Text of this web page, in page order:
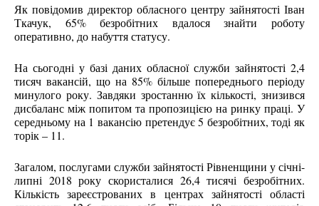
Як повідомив директор обласного центру зайнятості Іван
Ткачук, 65% безробітних вдалося знайти роботу
оперативно, до набуття статусу.
На сьогодні у базі даних обласної служби зайнятості 2,4
тисяч вакансій, що на 85% більше попереднього періоду
минулого року. Завдяки зростанню їх кількості, знизився
дисбаланс між попитом та пропозицією на ринку праці. У
середньому на 1 вакансію претендує 5 безробітних, тоді як
торік – 11.
Загалом, послугами служби зайнятості Рівненщини у січні-
липні 2018 року скористалися 26,4 тисячі безробітних.
Кількість зареєстрованих в центрах зайнятості області